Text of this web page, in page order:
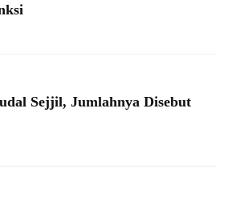
Sejjil, Jumlahnya Disebut